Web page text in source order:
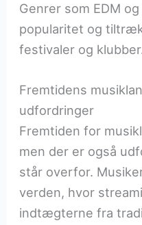
Genrer som EDM
popularitet og
festivaler og
Fremtidens
udfordringer
Fremtiden for
men der er også
står overfor.
verden, hvor
indtægterne fra